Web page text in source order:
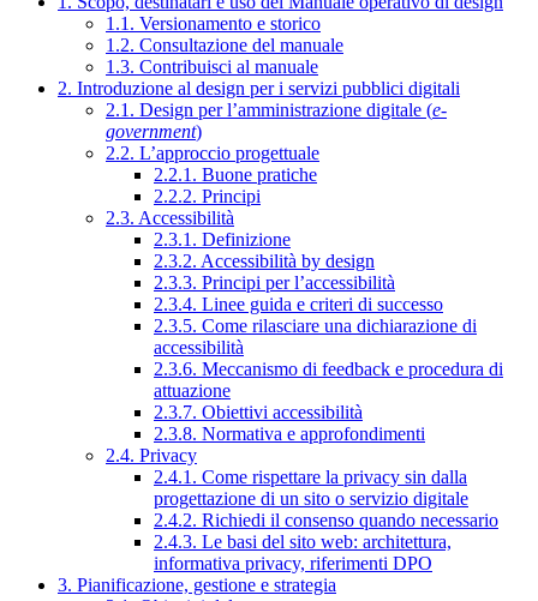
1.1. Versionamento e storico
1.2. Consultazione del manuale
1.3. Contribuisci al manuale
2. Introduzione al design per i servizi pubblici digitali
2.1. Design per l’amministrazione digitale (e-
government)
2.2. L’approccio progettuale
2.2.1. Buone pratiche
2.2.2. Principi
2.3. Accessibilità
2.3.1. Definizione
2.3.2. Accessibilità by design
2.3.3. Principi per l’accessibilità
2.3.4. Linee guida e criteri di successo
2.3.5. Come rilasciare una dichiarazione di
accessibilità
2.3.6. Meccanismo di feedback e procedura di
attuazione
2.3.7. Obiettivi accessibilità
2.3.8. Normativa e approfondimenti
2.4. Privacy
2.4.1. Come rispettare la privacy sin dalla
progettazione di un sito o servizio digitale
2.4.2. Richiedi il consenso quando necessario
2.4.3. Le basi del sito web: architettura,
informativa privacy, riferimenti DPO
3. Pianificazione, gestione e strategia